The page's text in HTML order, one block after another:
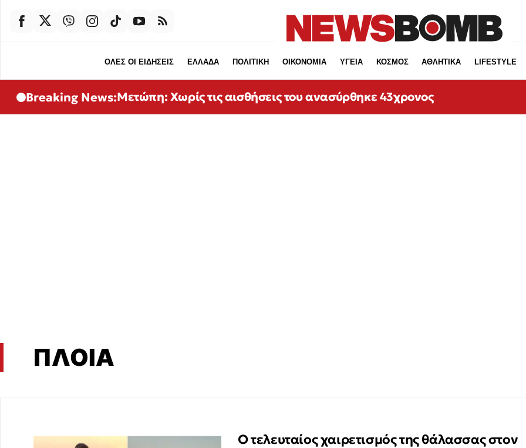
ΟΛΕΣ ΟΙ ΕΙΔΗΣΕΙΣ ΕΛΛΑΔΑ ΠΟΛΙΤΙΚΗ ΟΙΚΟΝΟΜΙΑ ΥΓΕΙΑ ΚΟΣΜΟΣ ΑΘΛΗΤΙΚΑ LIFESTYLE
Breaking News:Μετώπη: Χωρίς τις αισθήσεις του ανασύρθηκε 43χρονος
ΠΛΟΙΑ
Ο τελευταίος χαιρετισμός της θάλασσας στον